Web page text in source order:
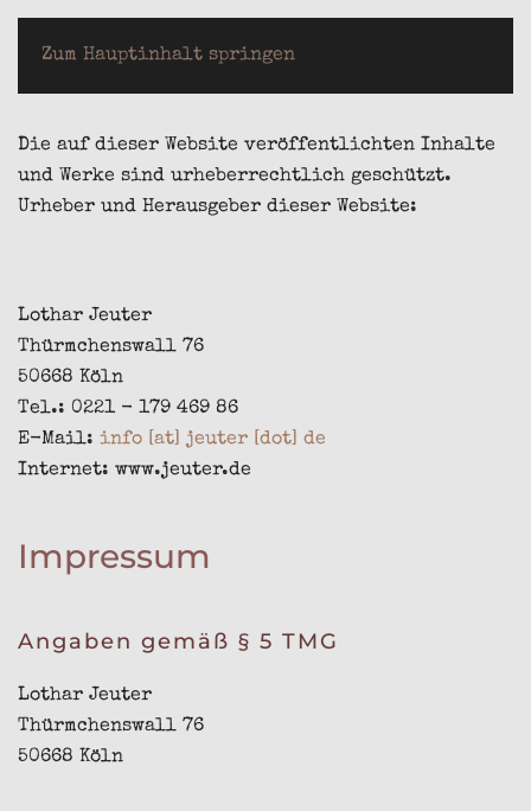
Zum Hauptinhalt springen
Die auf dieser Website veröffentlichten Inhalte
und Werke sind urheberrechtlich geschützt.
Urheber und Herausgeber dieser Website:
Lothar Jeuter
Thürmchenswall 76
50668 Köln
Tel.: 0221 - 179 469 86
E-Mail: info [at] jeuter [dot] de
Internet: www.jeuter.de
Impressum
Angaben gemäß § 5 TMG
Lothar Jeuter
Thürmchenswall 76
50668 Köln